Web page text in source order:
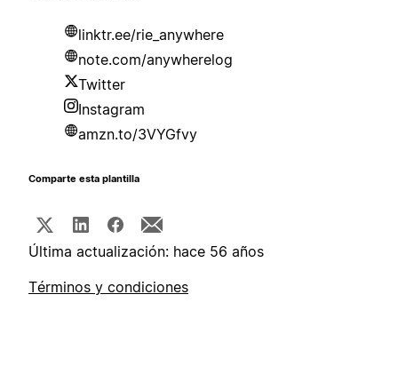
linktr.ee/rie_anywhere
note.com/anywherelog
Twitter
Instagram
amzn.to/3VYGfvy
Comparte esta plantilla
Última actualización: hace 56 años
Términos y condiciones